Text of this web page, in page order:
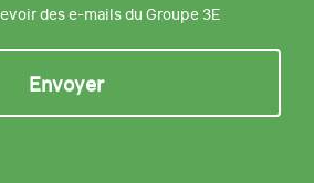
des e-mails du Groupe 3E